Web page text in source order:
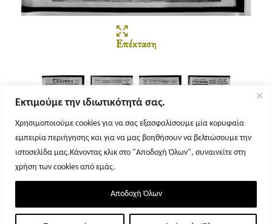
Εκτιμούμε την ιδιωτικότητά σας.
Χρησιμοποιούμε cookies για να σας εξασφαλίσουμε μία κορυφαία
εμπειρία περιήγησης και για να μας βοηθήσουν να βελτιώσουμε την
ιστοσελίδα μας.Κάνοντας κλικ στο "Αποδοχή Όλων", συναινείτε στη
χρήση των cookies από εμάς.
Αποδοχή Όλων
Επέκταση
Σελίδα 1 Σελίδα 2 Σελίδα 3 Σελίδα 4